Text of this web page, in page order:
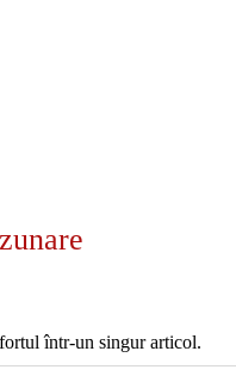
într-un singur articol.